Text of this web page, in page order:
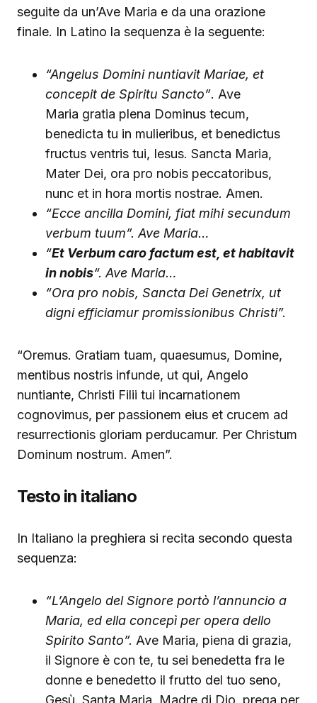
seguite da un’Ave Maria e da una orazione
finale. In Latino la sequenza è la seguente:
“Angelus Domini nuntiavit Mariae, et
concepit de Spiritu Sancto”. Ave
Maria gratia plena Dominus tecum,
benedicta tu in mulieribus, et benedictus
fructus ventris tui, Iesus. Sancta Maria,
Mater Dei, ora pro nobis peccatoribus,
nunc et in hora mortis nostrae. Amen.
“Ecce ancilla Domini, fiat mihi secundum
verbum tuum”. Ave Maria…
“Et Verbum caro factum est, et habitavit
in nobis“. Ave Maria…
“Ora pro nobis, Sancta Dei Genetrix, ut
digni efficiamur promissionibus Christi”.
“Oremus. Gratiam tuam, quaesumus, Domine,
mentibus nostris infunde, ut qui, Angelo
nuntiante, Christi Filii tui incarnationem
cognovimus, per passionem eius et crucem ad
resurrectionis gloriam perducamur. Per Christum
Dominum nostrum. Amen”.
Testo in italiano
In Italiano la preghiera si recita secondo questa
sequenza:
“L’Angelo del Signore portò l’annuncio a
Maria, ed ella concepì per opera dello
Spirito Santo”. Ave Maria, piena di grazia,
il Signore è con te, tu sei benedetta fra le
donne e benedetto il frutto del tuo seno,
Gesù. Santa Maria, Madre di Dio, prega per